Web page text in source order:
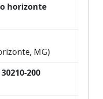
horizonte
MG)
200